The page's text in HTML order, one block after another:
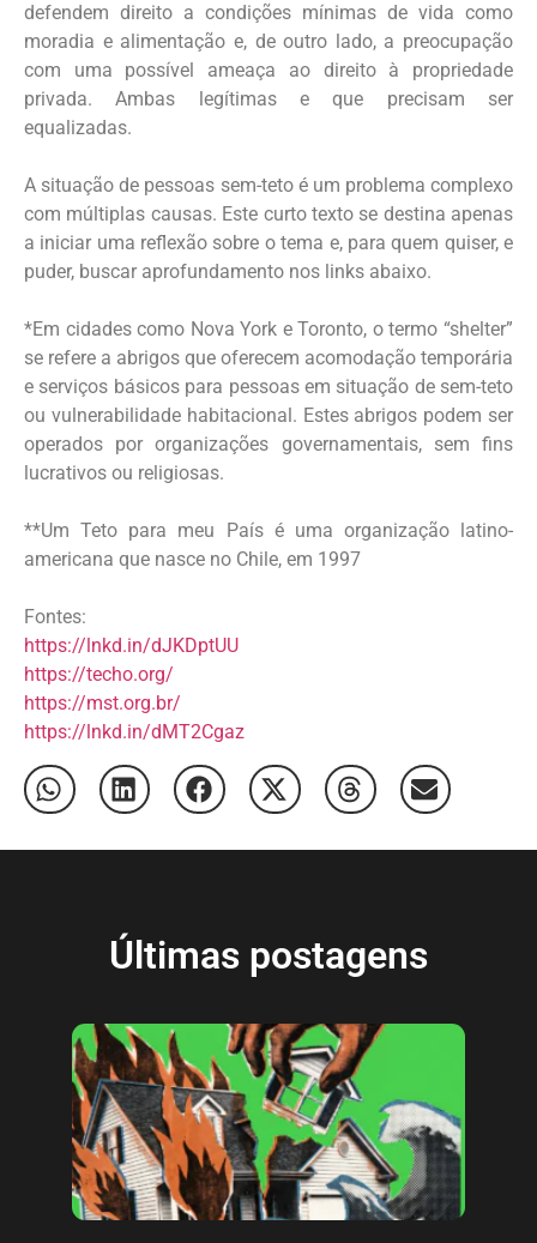
defendem direito a condições mínimas de vida como
moradia e alimentação e, de outro lado, a preocupação
com uma possível ameaça ao direito à propriedade
privada. Ambas legítimas e que precisam ser
equalizadas.
A situação de pessoas sem-teto é um problema complexo
com múltiplas causas. Este curto texto se destina apenas
a iniciar uma reflexão sobre o tema e, para quem quiser, e
puder, buscar aprofundamento nos links abaixo.
*Em cidades como Nova York e Toronto, o termo “shelter”
se refere a abrigos que oferecem acomodação temporária
e serviços básicos para pessoas em situação de sem-teto
ou vulnerabilidade habitacional. Estes abrigos podem ser
operados por organizações governamentais, sem fins
lucrativos ou religiosas.
**Um Teto para meu País é uma organização latino-
americana que nasce no Chile, em 1997
Fontes:
https://lnkd.in/dJKDptUU
https://techo.org/
https://mst.org.br/
https://lnkd.in/dMT2Cgaz
Últimas postagens